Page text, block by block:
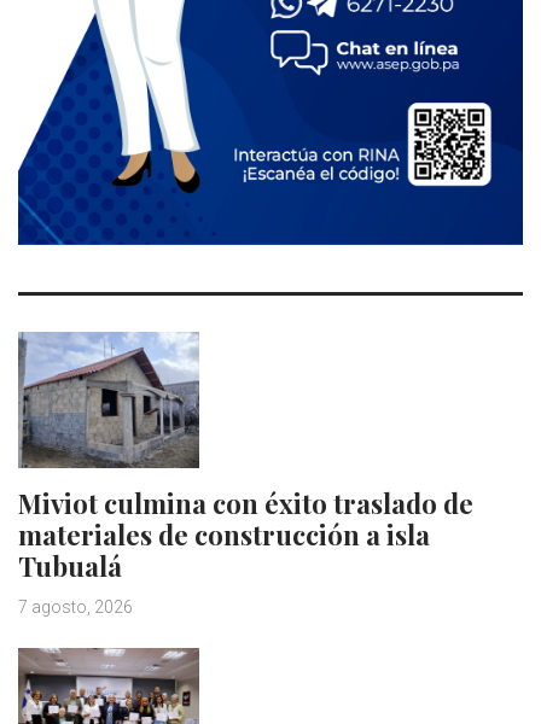
Miviot culmina con éxito traslado de
materiales de construcción a isla
Tubualá
7 agosto, 2026